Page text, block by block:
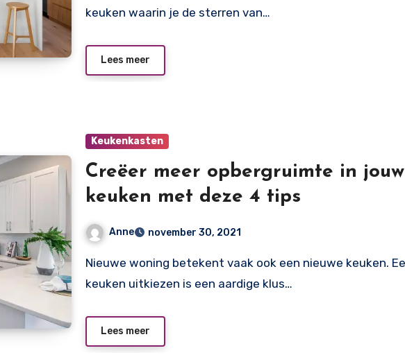
keuken waarin je de sterren van…
Lees meer
Keukenkasten
Creëer meer opbergruimte in jouw
keuken met deze 4 tips
Anne november 30, 2021
Nieuwe woning betekent vaak ook een nieuwe keuken. Een
keuken uitkiezen is een aardige klus…
Lees meer